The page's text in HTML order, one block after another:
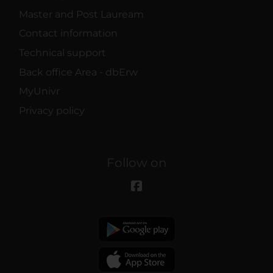
Master and Post Lauream
Contact information
Technical support
Back office Area - dbErw
MyUnivr
Privacy policy
Follow on